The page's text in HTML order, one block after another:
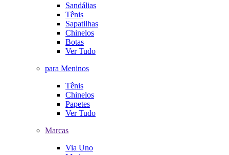
Sandálias
Tênis
Sapatilhas
Chinelos
Botas
Ver Tudo
para Meninos
Tênis
Chinelos
Papetes
Ver Tudo
Marcas
Via Uno